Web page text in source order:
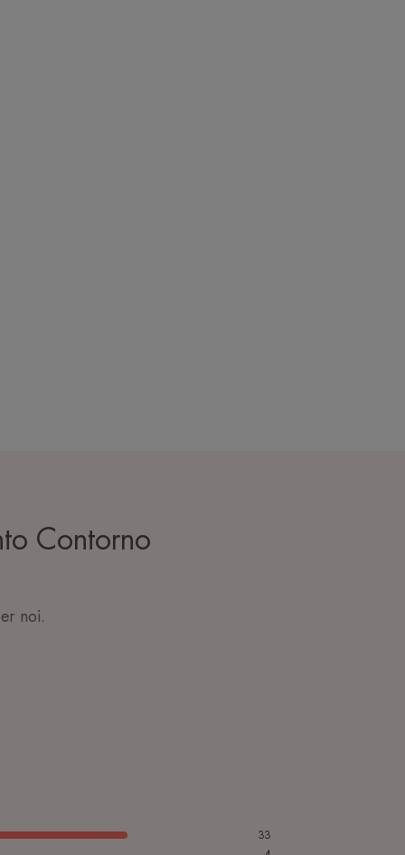
Contorno
noi.
33